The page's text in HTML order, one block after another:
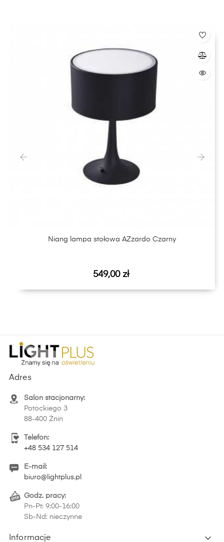
Niang lampa stołowa AZzardo Czarny
Cena
549,00 zł
Adres
Salon stacjonarny:
Potockiego 3
88-400 Żnin
Telefon:
+48 534 127 514
E-mail:
biuro@lightplus.pl
Godz. pracy:
Pn-Pt: 9:00-16:00
Sb-Nd: nieczynne
Informacje 